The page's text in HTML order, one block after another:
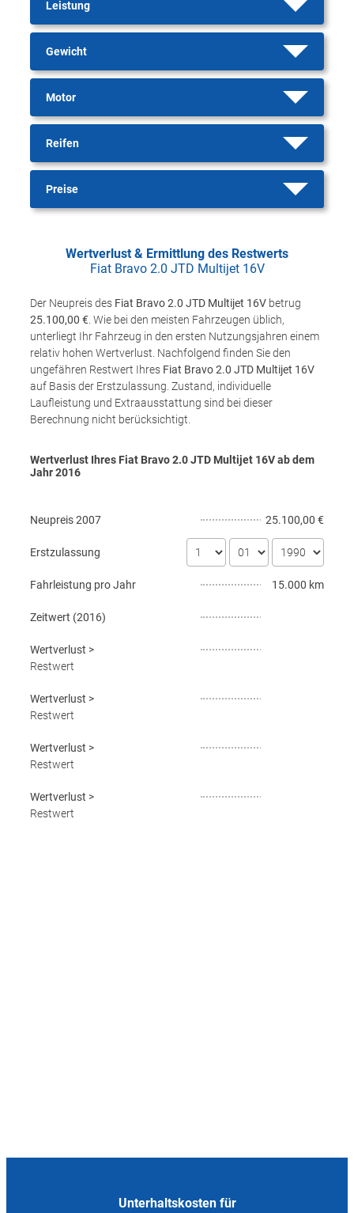
Leistung
Gewicht
Motor
Reifen
Preise
Wertverlust & Ermittlung des Restwerts
Fiat Bravo 2.0 JTD Multijet 16V
Der Neupreis des Fiat Bravo 2.0 JTD Multijet 16V betrug
25.100,00 € . Wie bei den meisten Fahrzeugen üblich,
unterliegt Ihr Fahrzeug in den ersten Nutzungsjahren einem
relativ hohen Wertverlust. Nachfolgend finden Sie den
ungefähren Restwert Ihres Fiat Bravo 2.0 JTD Multijet 16V
auf Basis der Erstzulassung. Zustand, individuelle
Laufleistung und Extraausstattung sind bei dieser
Berechnung nicht berücksichtigt.
Wertverlust Ihres Fiat Bravo 2.0 JTD Multijet 16V ab dem
Jahr2016
Neupreis2007 25.100,00 €
Erstzulassung
Fahrleistung pro Jahr 15.000 km
Zeitwert (2016)
Wertverlust >
Restwert
Wertverlust >
Restwert
Wertverlust >
Restwert
Wertverlust >
Restwert
Unterhaltskosten für